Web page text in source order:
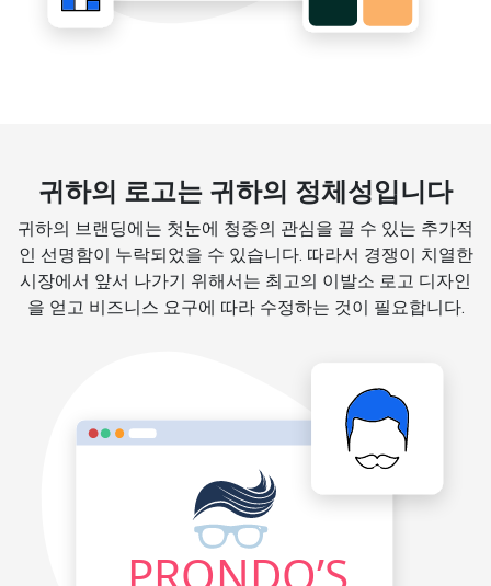
귀하의 로고는 귀하의 정체성입니다
귀하의 브랜딩에는 첫눈에 청중의 관심을 끌 수 있는 추가적
인 선명함이 누락되었을 수 있습니다. 따라서 경쟁이 치열한
시장에서 앞서 나가기 위해서는 최고의 이발소 로고 디자인
을 얻고 비즈니스 요구에 따라 수정하는 것이 필요합니다.